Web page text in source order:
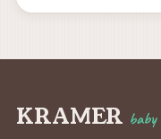
KRAMER